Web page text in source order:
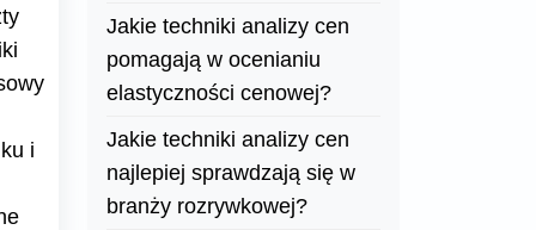
i
Jakie techniki analizy cen
pomagają w ocenianiu
elastyczności cenowej?
Jakie techniki analizy cen
najlepiej sprawdzają się w
branży rozrywkowej?